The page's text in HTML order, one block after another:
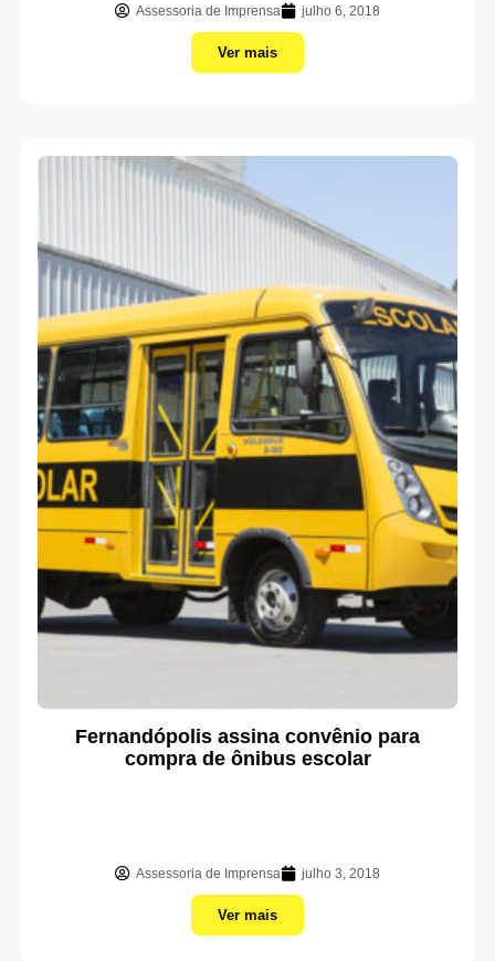
Assessoria de Imprensa julho 6, 2018
Ver mais
Fernandópolis assina convênio para
compra de ônibus escolar
Assessoria de Imprensa julho 3, 2018
Ver mais